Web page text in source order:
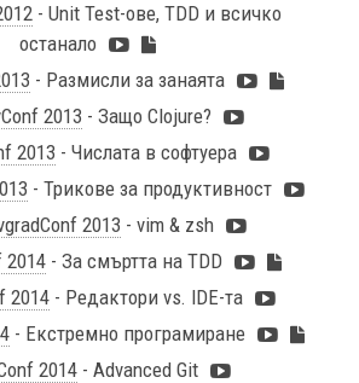
- Unit Test-ове, TDD и всичко
останало
- Размисли за занаята
2013 - Защо Clojure?
2013 - Числата в софтуера
- Трикове за продуктивност
2013 - vim & zsh
2014- За смъртта на TDD
2014- Редактори vs. IDE-та
- Екстремно програмиране
2014 - Advanced Git